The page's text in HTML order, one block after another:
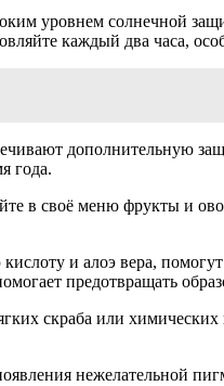
уровнем солнечной
каждый два часа,
дополнительную
года.
в своё меню фрукты и
и алоэ вера,
предотвращать
скраба или
нежелательной